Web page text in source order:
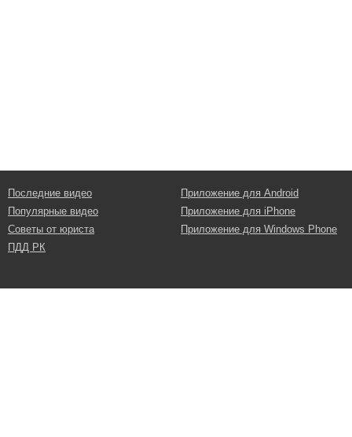
Последние видео
Популярные видео
Советы от юриста
ПДД РК
Приложение для Android
Приложение для iPhone
Приложение для Windows Phone